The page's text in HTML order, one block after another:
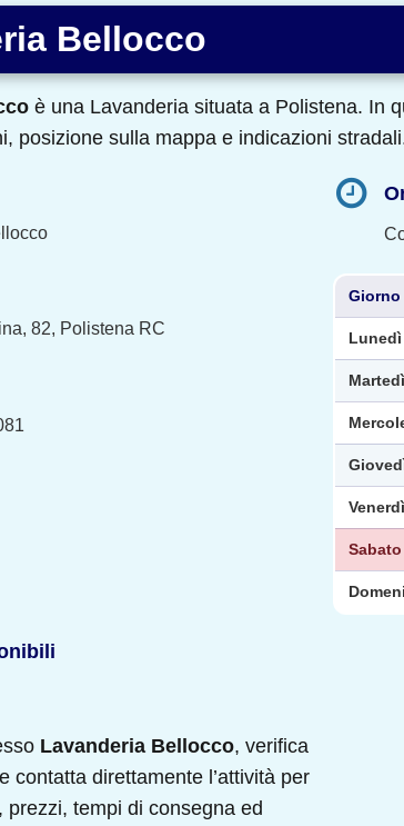
Bellocco
è una Lavanderia situata a Polistena. In
posizione sulla mappa e indicazioni
82, Polistena RC
Lavanderia Bellocco, verifica
contatta direttamente l’attività per
prezzi, tempi di consegna ed
Giorno
Lunedì
Martedì
Venerdì
Sabato